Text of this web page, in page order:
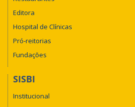
Editora
Hospital de Clínicas
Pró-reitorias
Fundações
SISBI
Institucional